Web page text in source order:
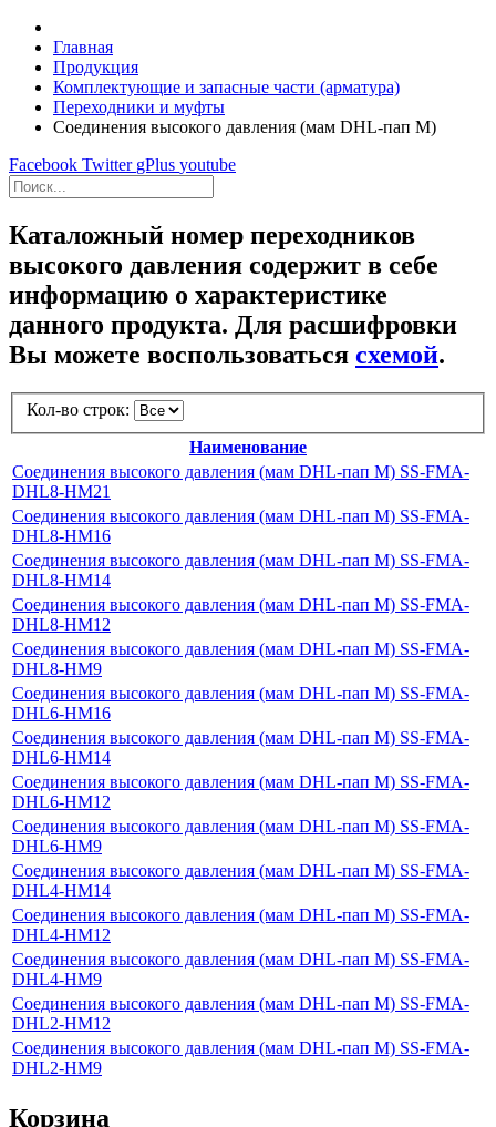
Главная
Продукция
Комплектующие и запасные части (арматура)
Переходники и муфты
Соединения высокого давления (мам DHL-пап M)
Facebook Twitter gPlus youtube
Каталожный номер переходников
высокого давления содержит в себе
информацию о характеристике
данного продукта. Для расшифровки
Вы можете воспользоваться схемой.
Кол-во строк:
Наименование
Соединения высокого давления (мам DHL-пап M) SS-FMA-
DHL8-HM21
Соединения высокого давления (мам DHL-пап M) SS-FMA-
DHL8-HM16
Соединения высокого давления (мам DHL-пап M) SS-FMA-
DHL8-HM14
Соединения высокого давления (мам DHL-пап M) SS-FMA-
DHL8-HM12
Соединения высокого давления (мам DHL-пап M) SS-FMA-
DHL8-HM9
Соединения высокого давления (мам DHL-пап M) SS-FMA-
DHL6-HM16
Соединения высокого давления (мам DHL-пап M) SS-FMA-
DHL6-HM14
Соединения высокого давления (мам DHL-пап M) SS-FMA-
DHL6-HM12
Соединения высокого давления (мам DHL-пап M) SS-FMA-
DHL6-HM9
Соединения высокого давления (мам DHL-пап M) SS-FMA-
DHL4-HM14
Соединения высокого давления (мам DHL-пап M) SS-FMA-
DHL4-HM12
Соединения высокого давления (мам DHL-пап M) SS-FMA-
DHL4-HM9
Соединения высокого давления (мам DHL-пап M) SS-FMA-
DHL2-HM12
Соединения высокого давления (мам DHL-пап M) SS-FMA-
DHL2-HM9
Корзина